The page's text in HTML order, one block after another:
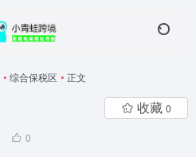
• 综合保税区 • 正文
0
收藏 0